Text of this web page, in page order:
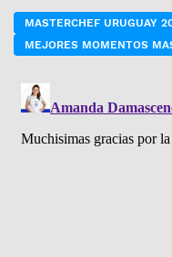
MASTERCHEF URUGUAY
MEJORES MOMENTOS